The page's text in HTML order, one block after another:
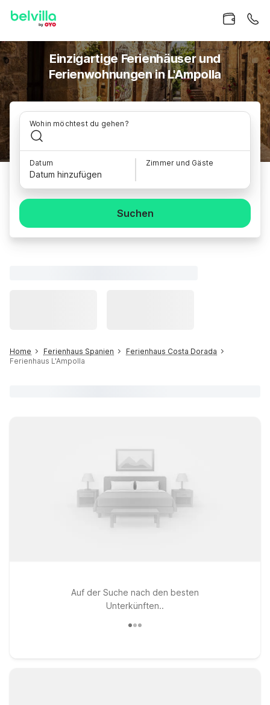
Einzigartige Ferienhäuser und
Ferienwohnungen in L'Ampolla
Wohin möchtest du gehen?
Datum
Datum hinzufügen
Zimmer und Gäste
Suchen
Home Ferienhaus Spanien
Ferienhaus Costa Dorada
Ferienhaus L'Ampolla
Auf der Suche nach den besten
Unterkünften..